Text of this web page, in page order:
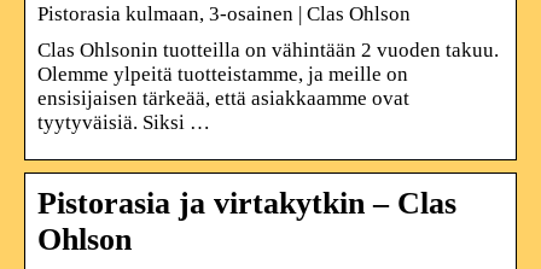
Pistorasia kulmaan, 3-osainen | Clas Ohlson
Clas Ohlsonin tuotteilla on vähintään 2 vuoden takuu.
Olemme ylpeitä tuotteistamme, ja meille on
ensisijaisen tärkeää, että asiakkaamme ovat
tyytyväisiä. Siksi …
Pistorasia ja virtakytkin – Clas
Ohlson